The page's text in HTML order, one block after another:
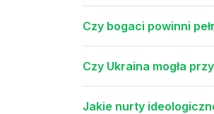
Czy bogaci powinni
Czy Ukraina mogła
Jakie nurty